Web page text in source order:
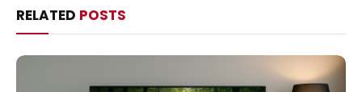
RELATED POSTS